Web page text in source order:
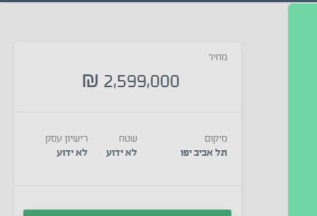
מחיר
2,599,000
₪
מיקום
תל אביב יפו
שטח
לא ידוע
רישיון עסק
לא ידוע